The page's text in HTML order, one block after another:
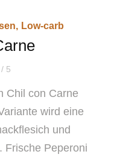
, Low-carb
5
Chil con Carne
wird eine
und
Frische Peperoni